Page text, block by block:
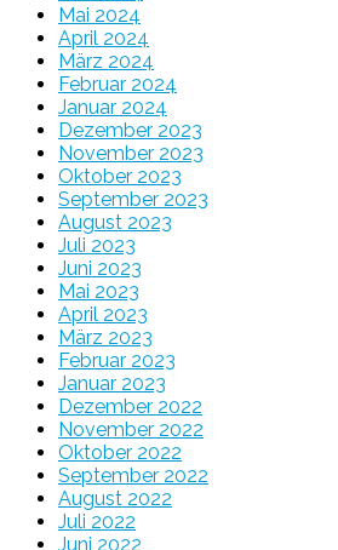
Mai 2024
April 2024
März 2024
Februar 2024
Januar 2024
Dezember 2023
November 2023
Oktober 2023
September 2023
August 2023
Juli 2023
Juni 2023
Mai 2023
April 2023
März 2023
Februar 2023
Januar 2023
Dezember 2022
November 2022
Oktober 2022
September 2022
August 2022
Juli 2022
Juni 2022